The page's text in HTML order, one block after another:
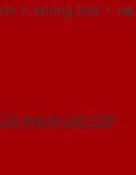
+ khung bao +
NHỰA CAO CẤP